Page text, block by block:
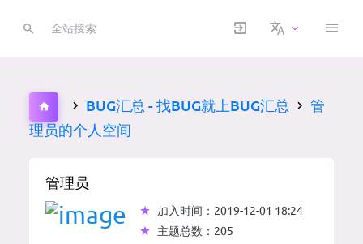
BUG汇总 - 找BUG就上BUG汇总
管
理员的个人空间
管理员
加入时间：2019-12-01 18:24
主题总数：205